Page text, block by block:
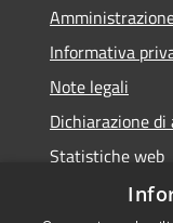
Informativa
Note legali
Dichiarazione
Statistiche web